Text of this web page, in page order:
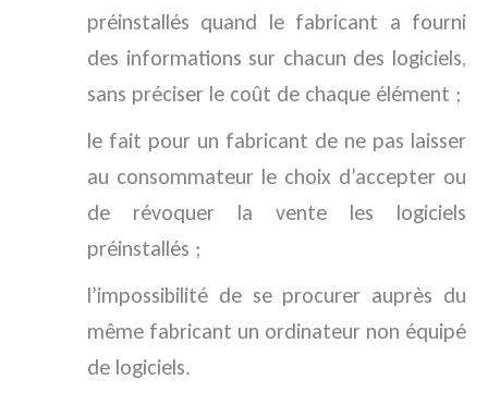
préinstallés quand le fabricant a fourni
des informations sur chacun des logiciels,
sans préciser le coût de chaque élément ;
le fait pour un fabricant de ne pas laisser
au consommateur le choix d’accepter ou
de révoquer la vente les logiciels
préinstallés ;
l’impossibilité de se procurer auprès du
même fabricant un ordinateur non équipé
de logiciels.